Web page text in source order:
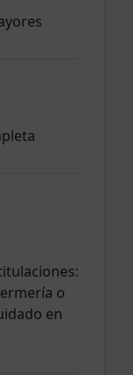
o
en